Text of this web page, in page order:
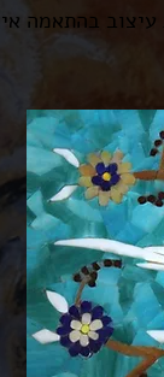
בהתאמה